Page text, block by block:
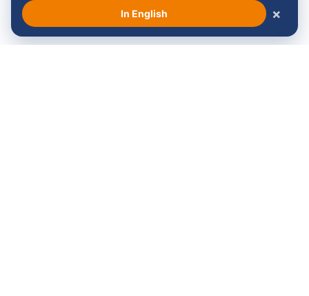
Bekijk alle sponsoren →
In English ×